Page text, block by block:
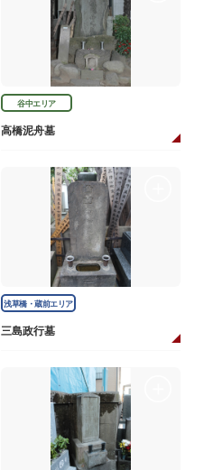
谷中エリア
高橋泥舟墓
浅草橋・蔵前エリア
三島政行墓